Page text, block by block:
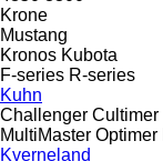
Krone
Mustang
Kronos Kubota
F-series R-series
Kuhn
Challenger Cultimer
MultiMaster Optimer
Kverneland